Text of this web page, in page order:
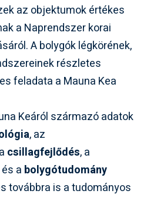
az objektumok értékes
a Naprendszer korai
A bolygók légkörének,
részletes
feladata a Mauna Kea
Keáról származó adatok
, az
csillagfejlődés, a
és a bolygótudomány
továbbra is a tudományos